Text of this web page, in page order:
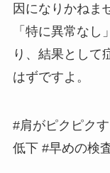
因になりかねま
「特に異常な
り、結果として
はずですよ。
#肩がピクピク
低下 #早めの検